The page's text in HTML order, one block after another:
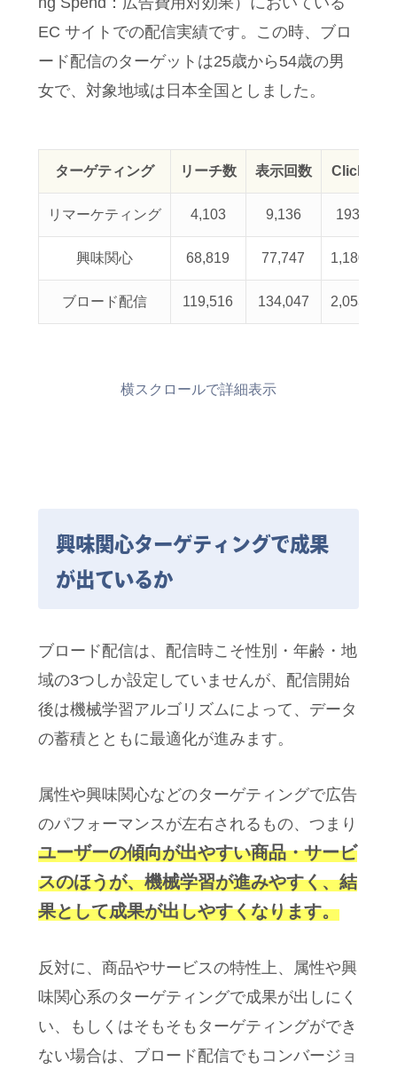
EC サイトでの配信実績です。この時、ブロ
ード配信のターゲットは25歳から54歳の男
女で、対象地域は日本全国としました。
ターゲティング リーチ数 表示回数 Click
リマーケティング 4,103 9,136 193
興味関心 68,819 77,747 1,180
ブロード配信 119,516 134,047 2,053
横スクロールで詳細表示
興味関心ターゲティングで成果
が出ているか
ブロード配信は、配信時こそ性別・年齢・地
域の3つしか設定していませんが、配信開始
後は機械学習アルゴリズムによって、データ
の蓄積とともに最適化が進みます。
属性や興味関心などのターゲティングで広告
のパフォーマンスが左右されるもの、つまり
ユーザーの傾向が出やすい商品・サービ
スのほうが、機械学習が進みやすく、結
果として成果が出しやすくなります。
反対に、商品やサービスの特性上、属性や興
味関心系のターゲティングで成果が出しにく
い、もしくはそもそもターゲティングができ
ない場合は、ブロード配信でもコンバージョ